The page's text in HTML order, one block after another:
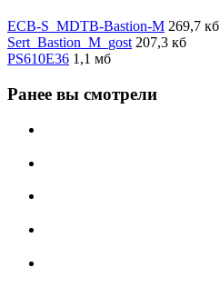
ECB-S_MDTB-Bastion-M 269,7 кб
Sert_Bastion_M_gost 207,3 кб
PS610E36 1,1 мб
Ранее вы смотрели